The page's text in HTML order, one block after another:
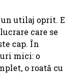
utilaj oprit. E
care se
cap. În
mici: o
o roată cu